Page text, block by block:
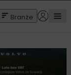
Branże